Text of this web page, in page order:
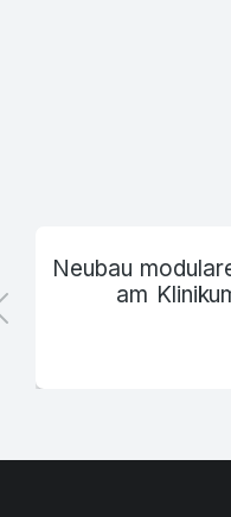
Neubau
am